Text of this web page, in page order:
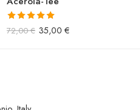
Bewertet mit
5.00von 5
72,00€ 35,00 €